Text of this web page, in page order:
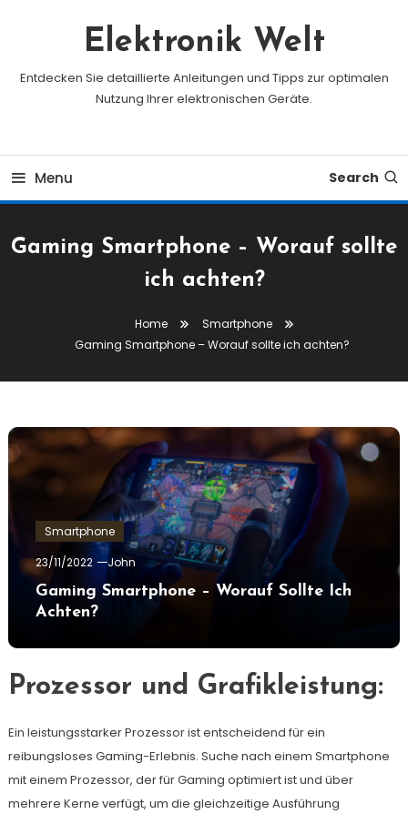
Elektronik Welt
Entdecken Sie detaillierte Anleitungen und Tipps zur optimalen
Nutzung Ihrer elektronischen Geräte.
Menu Search
Gaming Smartphone – Worauf sollte
ich achten?
Home
Smartphone
Gaming Smartphone – Worauf sollte ich achten?
Smartphone
23/11/2022
John
Gaming Smartphone – Worauf Sollte Ich
Achten?
Prozessor und Grafikleistung:
Ein leistungsstarker Prozessor ist entscheidend für ein
reibungsloses Gaming-Erlebnis. Suche nach einem Smartphone
mit einem Prozessor, der für Gaming optimiert ist und über
mehrere Kerne verfügt, um die gleichzeitige Ausführung